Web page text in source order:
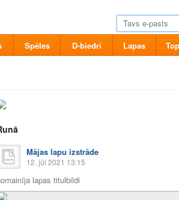
Spēles D-biedri Lapas
Mājas lapu izstrāde
12. jūl 2021 13:15
lapas titulbildi